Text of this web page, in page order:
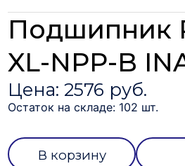
Подшипник
XL-NPP-B
Цена: 2576 руб.
Остаток на складе: 102 шт.
В корзину